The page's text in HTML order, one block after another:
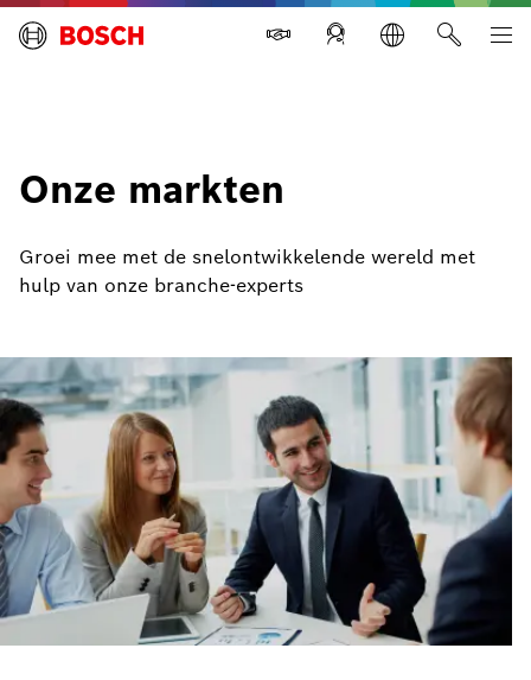
Bosch Building Technologies Nederland
Onze markten
Groei mee met de snelontwikkelende wereld met
hulp van onze branche-experts